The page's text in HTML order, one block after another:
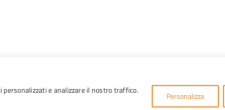
e analizzare il nostro traffico.
Personalizza
24 | 10040 Piobesi Torinese | P.IVA 05469550015